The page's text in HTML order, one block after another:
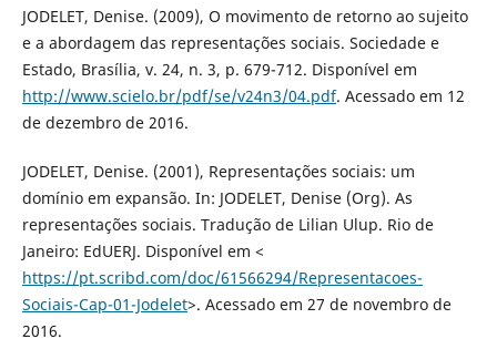
JODELET, Denise. (2009), O movimento de retorno ao sujeito
e a abordagem das representações sociais. Sociedade e
Estado, Brasília, v. 24, n. 3, p. 679-712. Disponível em
http://www.scielo.br/pdf/se/v24n3/04.pdf. Acessado em 12
de dezembro de 2016.
JODELET, Denise. (2001), Representações sociais: um
domínio em expansão. In: JODELET, Denise (Org). As
representações sociais. Tradução de Lilian Ulup. Rio de
Janeiro: EdUERJ. Disponível em <
https://pt.scribd.com/doc/61566294/Representacoes-
Sociais-Cap-01-Jodelet>. Acessado em 27 de novembro de
2016.